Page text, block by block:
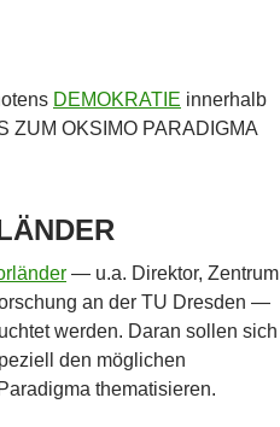
DEMOKRATIE innerhalb
ZUM OKSIMO PARADIGMA
— u.a. Direktor, Zentrum
an der TU Dresden —
werden. Daran sollen sich
den möglichen
thematisieren.